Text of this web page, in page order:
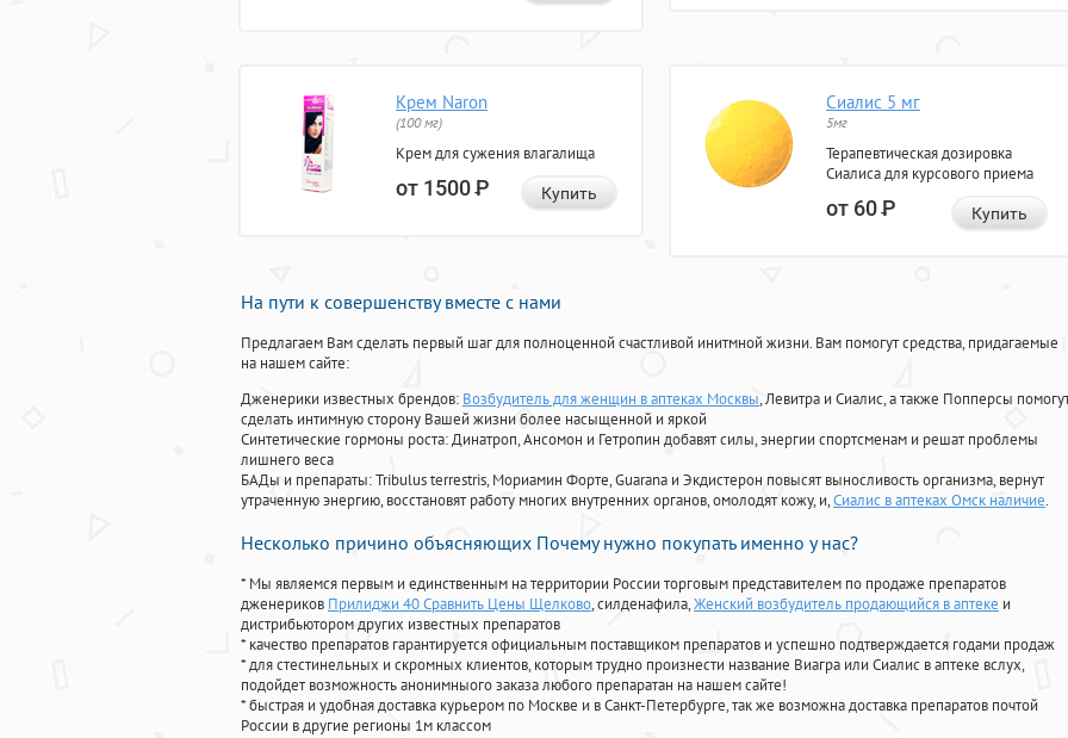
Крем Naron
(100 мг)
Крем для сужения влагалища
от 1500Р Купить
Сиалис 5 мг
5мг
Терапевтическая дозировка
Сиалиса для курсового приема
от 60Р Купить
На пути к совершенству вместе с нами
Предлагаем Вам сделать первый шаг для полноценной счастливой инитмной жизни. Вам помогут средства, придагаемые
на нашем сайте:
Дженерики известных брендов: Возбудитель для женщин в аптеках Москвы, Левитра и Сиалис, а также Попперсы
сделать интимную сторону Вашей жизни более насыщенной и яркой
Синтетические гормоны роста: Динатроп, Ансомон и Гетропин добавят силы, энергии спортсменам и решат проблемы
лишнего веса
БАДы и препараты:Tribulus terrestris, Мориамин Форте, Guarana и Экдистерон повысят выносливость организма, вернут
утраченную энергию, восстановят работу многих внутренних органов, омолодят кожу, и,Сиалис в аптеках Омск наличие.
Несколько причино объясняющих Почему нужно покупать именно у нас?
* Мы являемся первым и единственным на территории России торговым представителем по продаже препаратов
дженериков Прилиджи 40 Сравнить Цены Щелково, силденафила,Женский возбудитель продающийся в аптеке и
дистрибьютором других известных препаратов
* качество препаратов гарантируется официальным поставщиком препаратов и успешно подтверждается годами продаж
* для стестинельных и скромных клиентов, которым трудно произнести название Виагра или Сиалис в аптеке вслух,
подойдет возможность анонимныого заказа любого препаратан на нашем сайте!
* быстрая и удобная доставка курьером по Москве и в Санкт-Петербурге, так же возможна доставка препаратов почтой
России в другие регионы 1м классом